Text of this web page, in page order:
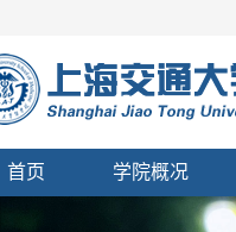
首页 学院概况